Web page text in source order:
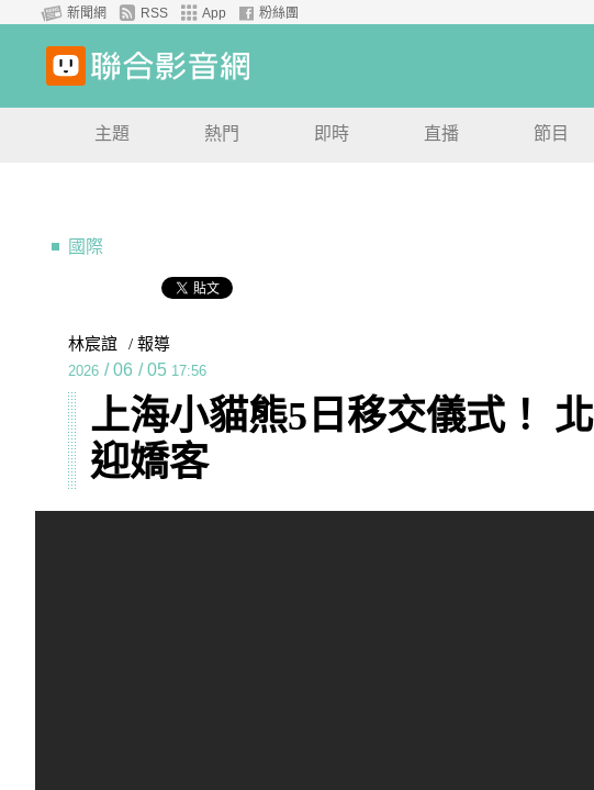
新聞網 RSS App 粉絲團
主題 熱門 即時 直播 節目
國際
林宸誼 / 報導
2026 / 06 / 05 17:56
上海小貓熊5日移交儀式！
迎嬌客